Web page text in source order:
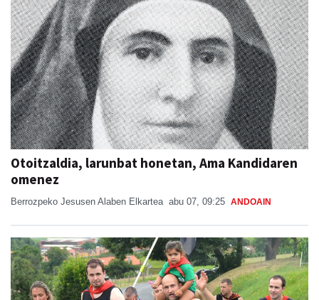
Otoitzaldia, larunbat honetan, Ama Kandidaren
omenez
Berrozpeko Jesusen Alaben Elkartea abu 07, 09:25 ANDOAIN